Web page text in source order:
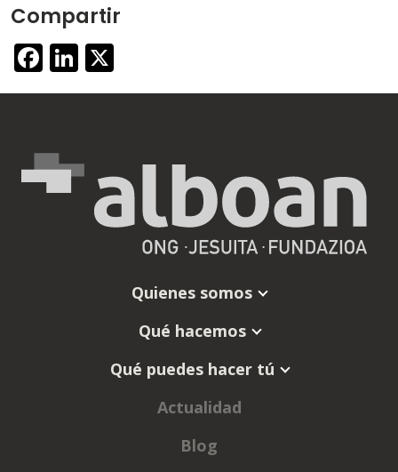
Compartir
Facebook
LinkedIn
Quienes somos
Qué hacemos
Qué puedes hacer tú
Actualidad
Blog